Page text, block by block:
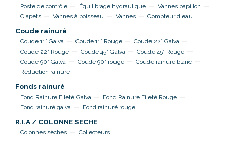
Poste de contrôle Équilibrage hydraulique
Vannes papillon
Clapets
Vannes à boisseau Vannes Compteur d'eau
Coude rainuré
Coude 11° Galva Coude 11° Rouge
Coude 22° Galva
Coude 22° Rouge
Coude 45° Galva
Coude 45° Rouge
Coude 90° Galva
Coude 90° rouge
Coude rainuré blanc
Réduction rainuré
Fonds rainuré
Fond Rainure Fileté Galva
Fond Rainure Fileté Rouge
Fond rainuré galva
Fond rainuré rouge
R.I.A / COLONNE SECHE
Colonnes sèches Collecteurs